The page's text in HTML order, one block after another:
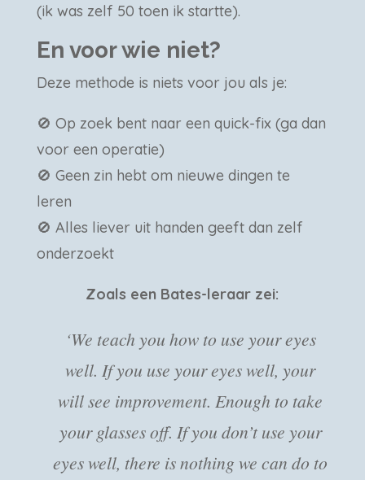
(ik was zelf 50 toen ik startte).
En voor wie niet?
Deze methode is niets voor jou als je:
🚫 Op zoek bent naar een quick-fix (ga dan
voor een operatie)
🚫 Geen zin hebt om nieuwe dingen te
leren
🚫 Alles liever uit handen geeft dan zelf
onderzoekt
Zoals een Bates-leraar zei:
‘We teach you how to use your eyes
well. If you use your eyes well, your
will see improvement. Enough to take
your glasses off. If you don’t use your
eyes well, there is nothing we can do to